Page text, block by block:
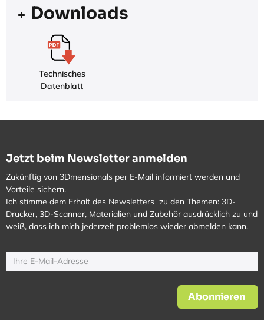
Downloads
Technisches
Datenblatt
Jetzt beim Newsletter anmelden
Zukünftig von 3Dmensionals per E-Mail informiert werden und
Vorteile sichern.
Ich stimme dem Erhalt des Newsletters zu den Themen: 3D-
Drucker, 3D-Scanner, Materialien und Zubehör ausdrücklich zu und
weiß, dass ich mich jederzeit problemlos wieder abmelden kann.
Abonnieren